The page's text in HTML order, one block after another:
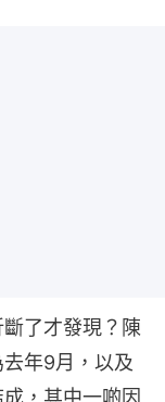
了才發現？陳
年9月，以及
，其中一啲因